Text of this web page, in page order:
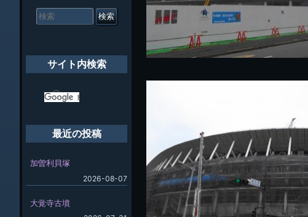
索
サイト内検索
最近の投稿
加曽利貝塚
2026-08-07
大覚寺古墳